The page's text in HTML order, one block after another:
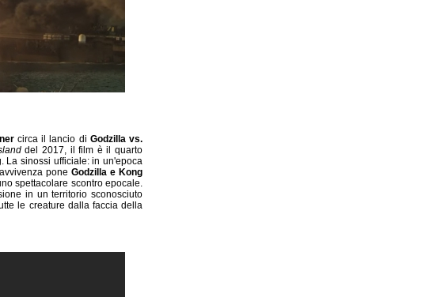
circa il lancio di Godzilla vs.
del 2017, il film è il quarto
La sinossi ufficiale: in un'epoca
poneGodzilla e Kong
spettacolare scontro epocale.
in un territorio sconosciuto
le creature dalla faccia della